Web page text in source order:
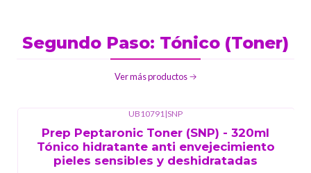
Segundo Paso: Tónico (Toner)
Ver más productos
UB10791|SNP
Prep Peptaronic Toner (SNP) - 320ml
Tónico hidratante anti envejecimiento
pieles sensibles y deshidratadas